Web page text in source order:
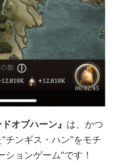
ドオブハーン』 は、かつ
チンギス・ハン”をモチ
ョンゲーム”です！